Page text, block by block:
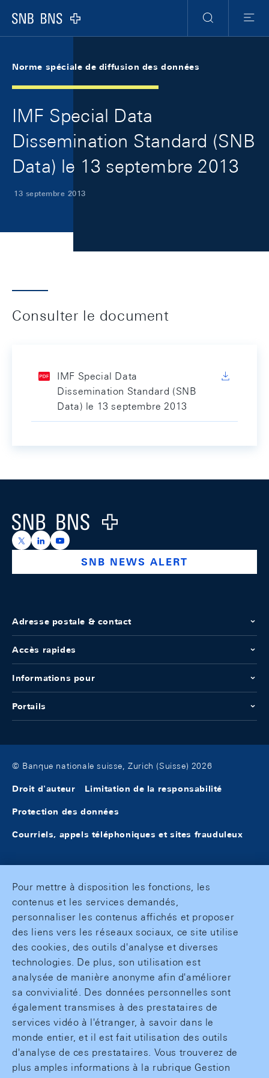
Logo
RechercheMenu
Norme spéciale de diffusion des données
IMF Special Data
Dissemination Standard (SNB
Data) le 13 septembre 2013
13 septembre 2013
Consulter le document
IMF Special Data
Dissemination Standard (SNB
Data) le 13 septembre 2013
Logo
https://x.com/snb_bns
https://ch.linkedin.com/company/swiss-national-
https://www.youtube.com/@swissnationalbank
SNB NEWS ALERT
Adresse postale & contact
Accès rapides
Informations pour
Portails
© Banque nationale suisse, Zurich (Suisse) 2026
Droit d'auteur Limitation de la responsabilité
Protection des données
Courriels, appels téléphoniques et sites frauduleux
Pour mettre à disposition les fonctions, les
contenus et les services demandés,
personnaliser les contenus affichés et proposer
des liens vers les réseaux sociaux, ce site utilise
des cookies, des outils d'analyse et diverses
technologies. De plus, son utilisation est
analysée de manière anonyme afin d'améliorer
sa convivialité. Des données personnelles sont
également transmises à des prestataires de
services vidéo à l'étranger, à savoir dans le
monde entier, et il est fait utilisation des outils
d'analyse de ces prestataires. Vous trouverez de
plus amples informations à la rubrique Gestion